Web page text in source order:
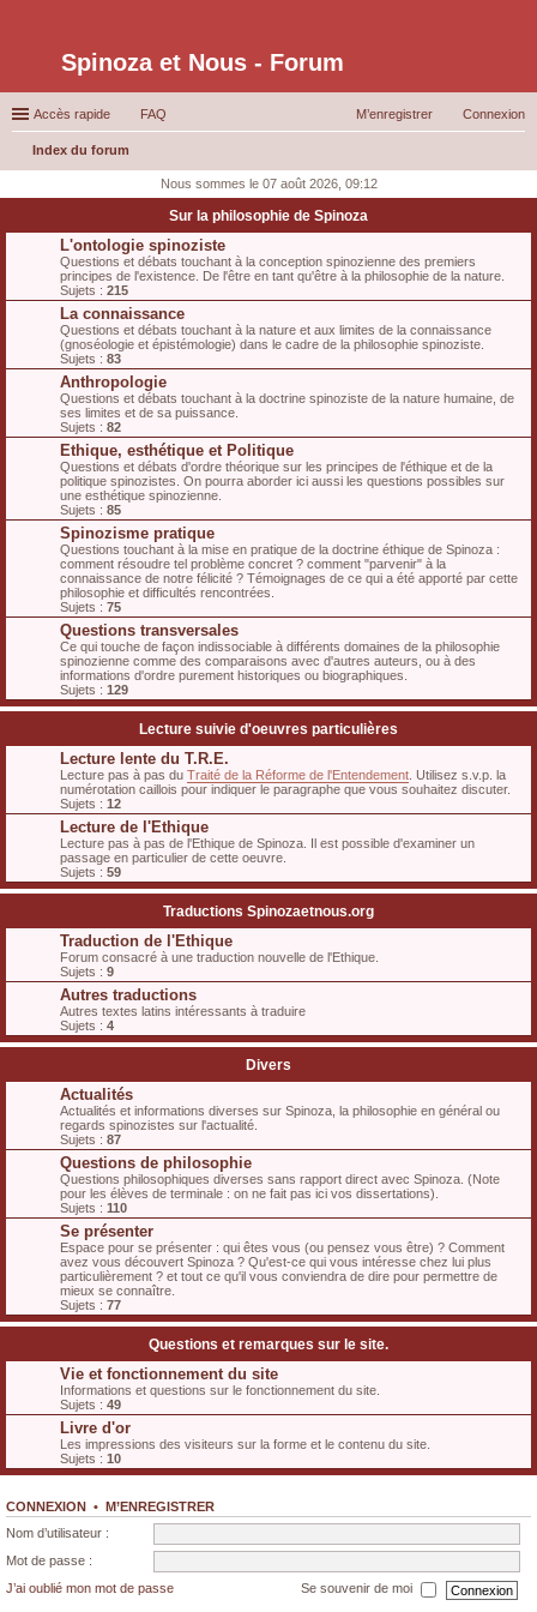
Spinoza et Nous - Forum
Accès rapide FAQ Connexion
M’enregistrer
Index du forum
ch
Nous sommes le 07 août 2026, 09:12
Sur la philosophie de Spinoza
L'ontologie spinoziste
Questions et débats touchant à la conception spinozienne des premiers
principes de l'existence. De l'être en tant qu'être à la philosophie de la nature.
Sujets : 215
La connaissance
Questions et débats touchant à la nature et aux limites de la connaissance
(gnoséologie et épistémologie) dans le cadre de la philosophie spinoziste.
Sujets : 83
Anthropologie
Questions et débats touchant à la doctrine spinoziste de la nature humaine, de
ses limites et de sa puissance.
Sujets : 82
Ethique, esthétique et Politique
Questions et débats d'ordre théorique sur les principes de l'éthique et de la
politique spinozistes. On pourra aborder ici aussi les questions possibles sur
une esthétique spinozienne.
Sujets : 85
Spinozisme pratique
Questions touchant à la mise en pratique de la doctrine éthique de Spinoza :
comment résoudre tel problème concret ? comment "parvenir" à la
connaissance de notre félicité ? Témoignages de ce qui a été apporté par cette
philosophie et difficultés rencontrées.
Sujets : 75
Questions transversales
Ce qui touche de façon indissociable à différents domaines de la philosophie
spinozienne comme des comparaisons avec d'autres auteurs, ou à des
informations d'ordre purement historiques ou biographiques.
Sujets : 129
Lecture suivie d'oeuvres particulières
Lecture lente du T.R.E.
Lecture pas à pas du Traité de la Réforme de l'Entendement . Utilisez s.v.p. la
numérotation caillois pour indiquer le paragraphe que vous souhaitez discuter.
Sujets : 12
Lecture de l'Ethique
Lecture pas à pas de l'Ethique de Spinoza. Il est possible d'examiner un
passage en particulier de cette oeuvre.
Sujets : 59
Traductions Spinozaetnous.org
Traduction de l'Ethique
Forum consacré à une traduction nouvelle de l'Ethique.
Sujets : 9
Autres traductions
Autres textes latins intéressants à traduire
Sujets : 4
Divers
Actualités
Actualités et informations diverses sur Spinoza, la philosophie en général ou
regards spinozistes sur l'actualité.
Sujets : 87
Questions de philosophie
Questions philosophiques diverses sans rapport direct avec Spinoza. (Note
pour les élèves de terminale : on ne fait pas ici vos dissertations).
Sujets : 110
Se présenter
Espace pour se présenter : qui êtes vous (ou pensez vous être) ? Comment
avez vous découvert Spinoza ? Qu'est-ce qui vous intéresse chez lui plus
particulièrement ? et tout ce qu'il vous conviendra de dire pour permettre de
mieux se connaître.
Sujets : 77
Questions et remarques sur le site.
Vie et fonctionnement du site
Informations et questions sur le fonctionnement du site.
Sujets : 49
Livre d'or
Les impressions des visiteurs sur la forme et le contenu du site.
Sujets : 10
CONNEXION • M’ENREGISTRER
Nom d’utilisateur :
Mot de passe :
J’ai oublié mon mot de passe
Se souvenir de moi